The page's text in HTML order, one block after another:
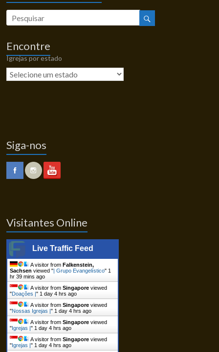
Encontre
Igrejas por estado
Siga-nos
Visitantes Online
Live Traffic Feed
A visitor fromFalkenstein,
Sachsen viewed "| Grupo Evangelístico" 1
hr 39 mins ago
A visitor fromSingapore viewed
"Doações |" 1 day 4 hrs ago
A visitor fromSingapore viewed
"Nossas Igrejas |" 1 day 4 hrs ago
A visitor fromSingapore viewed
"Igrejas |" 1 day 4 hrs ago
A visitor fromSingapore viewed
"Igrejas |" 1 day 4 hrs ago